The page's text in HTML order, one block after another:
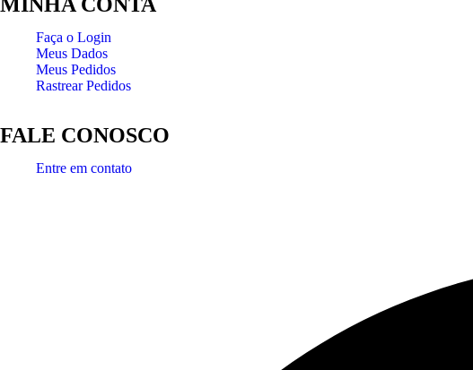
Faça o Login
Meus Dados
Meus Pedidos
Rastrear Pedidos
FALE CONOSCO
Entre em contato